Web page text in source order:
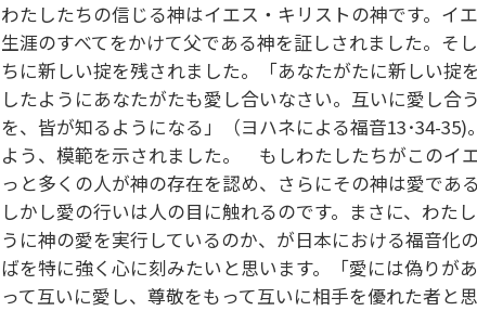
わたしたちの信じる神はイエス・キリストの神です。イ
生涯のすべてをかけて父である神を証しされました。そ
ちに新しい掟を残されました。「あなたがたに新しい掟
したようにあなたがたも愛し合いなさい。互いに愛し合
を、皆が知るようになる」（ヨハネによる福音13･34-
よう、模範を示されました。 もしわたしたちがこのイ
っと多くの人が神の存在を認め、さらにその神は愛であ
しかし愛の行いは人の目に触れるのです。まさに、わた
うに神の愛を実行しているのか、が日本における福音化
ばを特に強く心に刻みたいと思います。「愛には偽りが
って互いに愛し、尊敬をもって互いに相手を優れた者と